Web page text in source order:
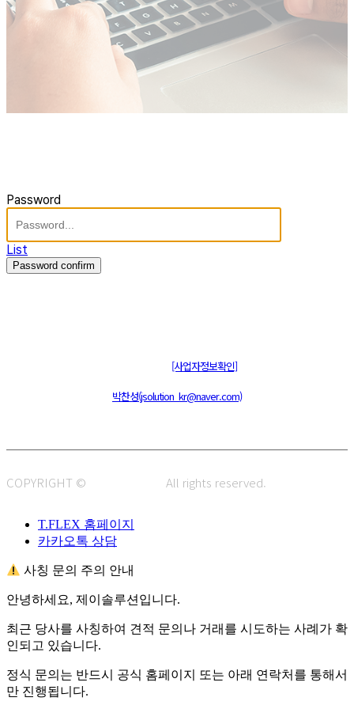
Password
List
Password confirm
[사업자정보확인]
박찬성(jsolution_kr@naver.com)
COPYRIGHT © All rights reserved.
T.FLEX 홈페이지
카카오톡 상담
사칭 문의 주의 안내
안녕하세요, 제이솔루션입니다.
최근 당사를 사칭하여 견적 문의나 거래를 시도하는 사례가 확
인되고 있습니다.
정식 문의는 반드시 공식 홈페이지 또는 아래 연락처를 통해서
만 진행됩니다.